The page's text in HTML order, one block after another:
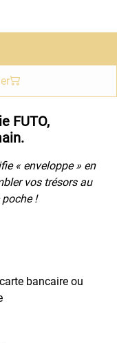
FUTO,
« enveloppe » en
vos trésors au
!
bancaire ou